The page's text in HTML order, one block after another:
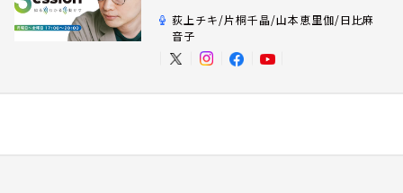
荻上チキ/片桐千晶/山本恵里伽/日比麻
音子